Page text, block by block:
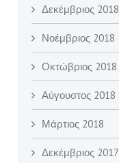
Δεκέμβριος 2018
Νοέμβριος 2018
Οκτώβριος 2018
Αύγουστος 2018
Μάρτιος 2018
Δεκέμβριος 2017